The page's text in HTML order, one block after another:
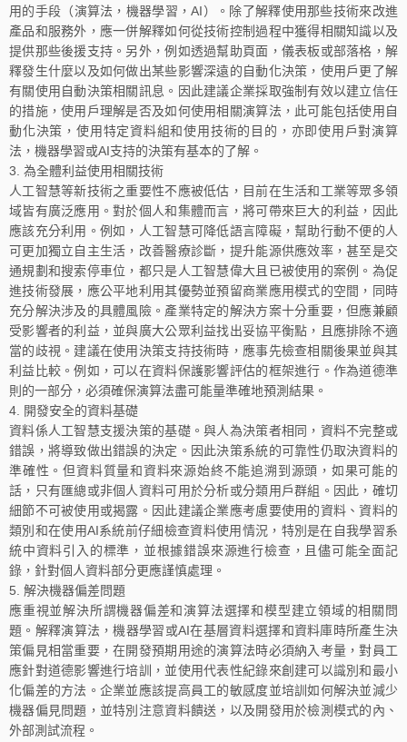
用的手段（演算法，機器學習，AI）。除了解釋使用那些技術來改進
產品和服務外，應一併解釋如何從技術控制過程中獲得相關知識以及
提供那些後援支持。另外，例如透過幫助頁面，儀表板或部落格，解
釋發生什麼以及如何做出某些影響深遠的自動化決策，使用戶更了解
有關使用自動決策相關訊息。因此建議企業採取強制有效以建立信任
的措施，使用戶理解是否及如何使用相關演算法，此可能包括使用自
動化決策，使用特定資料組和使用技術的目的，亦即使用戶對演算
法，機器學習或AI支持的決策有基本的了解。
為全體利益使用相關技術
人工智慧等新技術之重要性不應被低估，目前在生活和工業等眾多領
域皆有廣泛應用。對於個人和集體而言，將可帶來巨大的利益，因此
應該充分利用。例如，人工智慧可降低語言障礙，幫助行動不便的人
可更加獨立自主生活，改善醫療診斷，提升能源供應效率，甚至是交
通規劃和搜索停車位，都只是人工智慧偉大且已被使用的案例。為促
進技術發展，應公平地利用其優勢並預留商業應用模式的空間，同時
充分解決涉及的具體風險。產業特定的解決方案十分重要，但應兼顧
受影響者的利益，並與廣大公眾利益找出妥協平衡點，且應排除不適
當的歧視。建議在使用決策支持技術時，應事先檢查相關後果並與其
利益比較。例如，可以在資料保護影響評估的框架進行。作為道德準
則的一部分，必須確保演算法盡可能量準確地預測結果。
開發安全的資料基礎
資料係人工智慧支援決策的基礎。與人為決策者相同，資料不完整或
錯誤，將導致做出錯誤的決定。因此決策系統的可靠性仍取決資料的
準確性。但資料質量和資料來源始終不能追溯到源頭，如果可能的
話，只有匯總或非個人資料可用於分析或分類用戶群組。因此，確切
細節不可被使用或揭露。因此建議企業應考慮要使用的資料、資料的
類別和在使用AI系統前仔細檢查資料使用情況，特別是在自我學習系
統中資料引入的標準，並根據錯誤來源進行檢查，且儘可能全面記
錄，針對個人資料部分更應謹慎處理。
解決機器偏差問題
應重視並解決所謂機器偏差和演算法選擇和模型建立領域的相關問
題。解釋演算法，機器學習或AI在基層資料選擇和資料庫時所產生決
策偏見相當重要，在開發預期用途的演算法時必須納入考量，對員工
應針對道德影響進行培訓，並使用代表性紀錄來創建可以識別和最小
化偏差的方法。企業並應該提高員工的敏感度並培訓如何解決並減少
機器偏見問題，並特別注意資料饋送，以及開發用於檢測模式的內、
外部測試流程。